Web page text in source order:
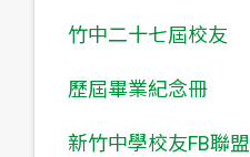
竹中二十七屆校友
歷屆畢業紀念冊
新竹中學校友FB聯盟